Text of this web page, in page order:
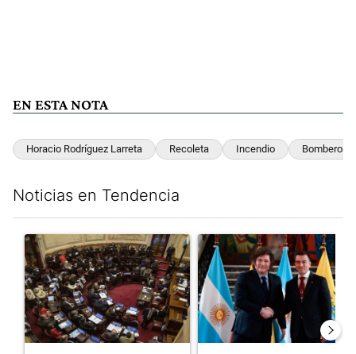
EN ESTA NOTA
Horacio Rodríguez Larreta Recoleta Incendio Bomberos
Noticias en Tendencia
Un artículo de tendencia con el título "El Senado dio media
Un artículo de tendencia con